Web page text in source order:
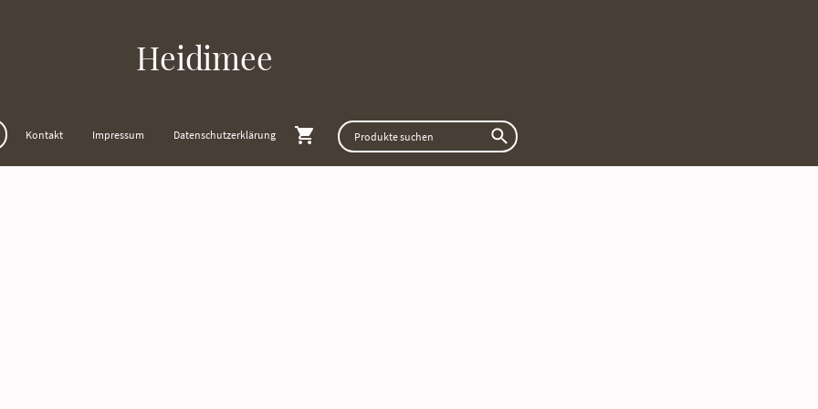
Heidimee
Kontakt Impressum Datenschutzerklärung